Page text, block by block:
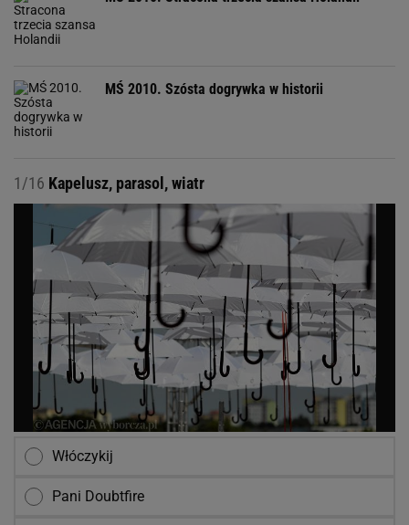
MŚ 2010. Szósta dogrywka w historii
1/16 Kapelusz, parasol, wiatr
Włóczykij
Pani Doubtfire